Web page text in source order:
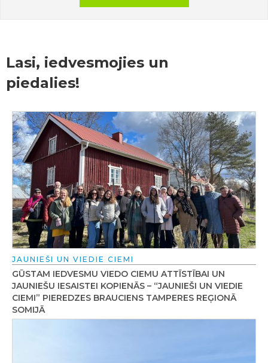
Lasi, iedvesmojies un
piedalies!
JAUNIEŠI UN VIEDIE CIEMI
GŪSTAM IEDVESMU VIEDO CIEMU ATTĪSTĪBAI UN
JAUNIEŠU IESAISTEI KOPIENĀS – “JAUNIEŠI UN VIEDIE
CIEMI” PIEREDZES BRAUCIENS TAMPERES REĢIONĀ
SOMIJĀ